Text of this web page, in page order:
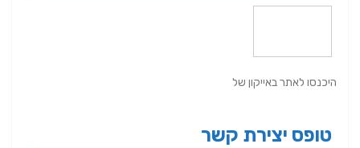
היכנסו לאתר באייקון של
טופס יצירת קשר